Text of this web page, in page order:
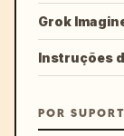
Grok
Instruções
POR